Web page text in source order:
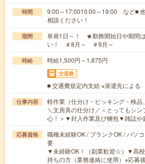
時間
9:00～17:0010:00～19:00 など■
相談ください！
期間
単発1日～！ ★勤務開始日や期間
い！ ＃8月～ ＃9月～
時給 時給1,500円～1,875円
交通費
■ 交通費規定内支給 ※派遣先による
仕事内容
軽作業（仕分け・ピッキング・検品
＼文房具の仕分け／＜とってもシ
心！＞▼封入作業及び梱包▼雑誌や
応募資格
職種未経験OK / ブランクOK / パソ
要
▼未経験OK！（副業歓迎☆）▼高
持ちの方（業務連絡に使用）※応募